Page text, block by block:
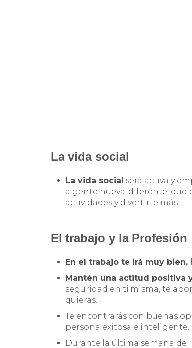
La vida social
La vida social será activa y
a gente nueva, diferente,
actividades y divertirte más.
El trabajo y la Profesión
En el trabajo te irá muy bien,
Mantén una actitud positiva
seguridad en ti misma, te
quieras.
Te encontrarás con buenas
persona exitosa e inteligente.
Durante la última semana del